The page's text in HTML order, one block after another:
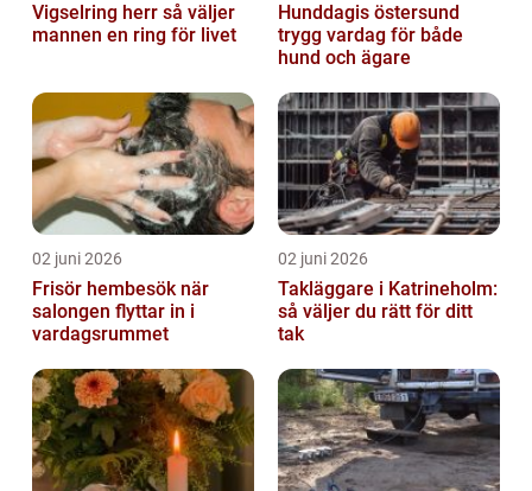
Vigselring herr så väljer
mannen en ring för livet
Hunddagis östersund
trygg vardag för både
hund och ägare
02 juni 2026
Frisör hembesök när
salongen flyttar in i
vardagsrummet
02 juni 2026
Takläggare i Katrineholm:
så väljer du rätt för ditt
tak